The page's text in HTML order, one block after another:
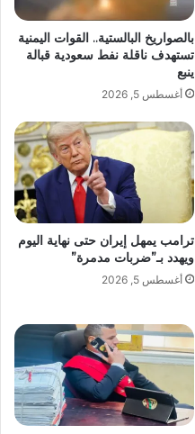
بالصواريخ البالستية.. القوات اليمنية
تستهدف ناقلة نفط سعودية قبالة
ينبع
أغسطس 5, 2026
ترامب يمهل إيران حتى نهاية اليوم
ويهدد بـ”ضربات مدمرة”
أغسطس 5, 2026